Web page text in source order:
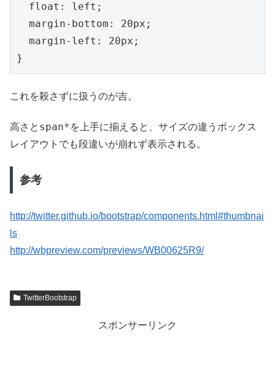
  float: left;
  margin-bottom: 20px;
  margin-left: 20px;
これを殺さずに扱うのが吉。
高さと span*を上手に揃えると、サイズの違うボックス
レイアウトでも段違いが崩れず表示される。
参考
http://twitter.github.io/bootstrap/components.html#thumbnai
ls
http://wbpreview.com/previews/WB00625R9/
TwitterBootstrap
スポンサーリンク